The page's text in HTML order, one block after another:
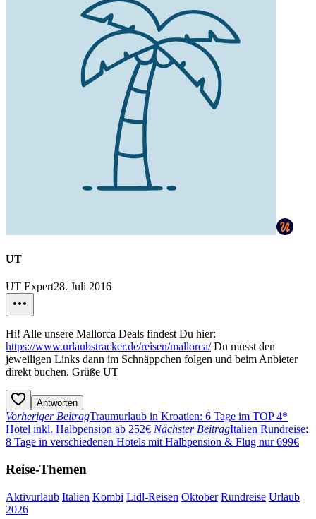
UT
UT Expert28. Juli 2016
Hi! Alle unsere Mallorca Deals findest Du hier:
https://www.urlaubstracker.de/reisen/mallorca/Du musst den
jeweiligen Links dann im Schnäppchen folgen und beim Anbieter
direkt buchen. Grüße UT
Antworten
Vorheriger BeitragTraumurlaub in Kroatien: 6 Tage im TOP 4*
Hotel inkl. Halbpension ab 252€ Nächster BeitragItalien Rundreise:
8 Tage in verschiedenen Hotels mit Halbpension & Flug nur 699€
Reise-Themen
Aktivurlaub Italien Kombi Lidl-Reisen Oktober Rundreise Urlaub
2026